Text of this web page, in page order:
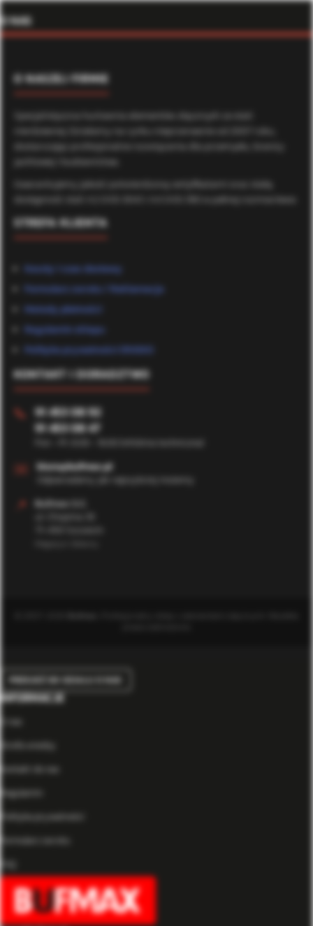
O NAS
O NASZEJ FIRMIE
Specjalistyczna hurtownia elementów złącznych ze stali
nierdzewnej. Działamy na rynku nieprzerwanie od 2007 roku,
dostarczając profesjonalne rozwiązania dla przemysłu, branży
jachtowej i budownictwa.
Gwarantujemy jakość potwierdzoną certyfikatami oraz stałą
dostępność stali A2 (AISI 304) i A4 (AISI 316) w pełnej rozmiarówce.
STREFA KLIENTA
Koszty i czas dostawy
Formularz zwrotu / Reklamacje
Metody płatności
Regulamin sklepu
Polityka prywatności (RODO)
KONTAKT I DORADZTWO
📞 91 453 08 92
91 453 08 47
✉️ biuro@bufmax.pl
Odpowiadamy jak najszybciej możemy
📍
Bufmax S.C.
PRZEJDŹ DO DZIAŁU O NAS
INFORMACJE
O nas
Strefa wiedzy
Kontakt do nas
Regulamin
Polityka prywatności
Formularz zwrotu